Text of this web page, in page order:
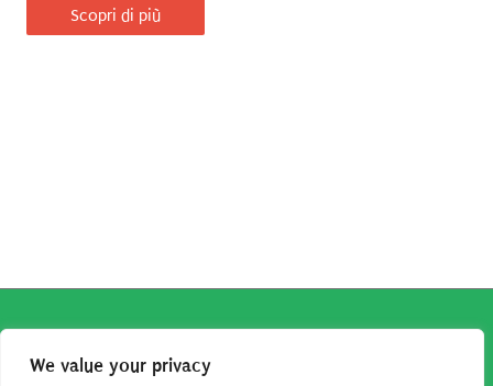
We value your privacy
Scopri di più
associato Amazon percepisce dei ricavi da acquisti idonei.